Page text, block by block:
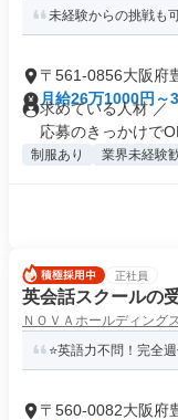
未経験からの挑戦も
〒561-0856大阪府
月給26万1000円～
求めている人材 ／
応募のきっかけで
制服あり 業界未経験
正社員
英会話スクールの
ＮＯＶＡホールディング
⭐英語力不問！完全
〒560-0082大阪府